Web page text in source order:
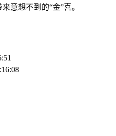
意想不到的“金”喜。